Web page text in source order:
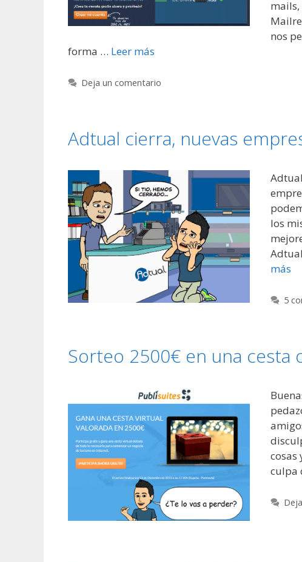
mails,
nos
forma … Leer más
Deja un comentario
Adtual cierra, nuevas
los
más
5
Sorteo 2500€ en una cesta
cosas
culpa